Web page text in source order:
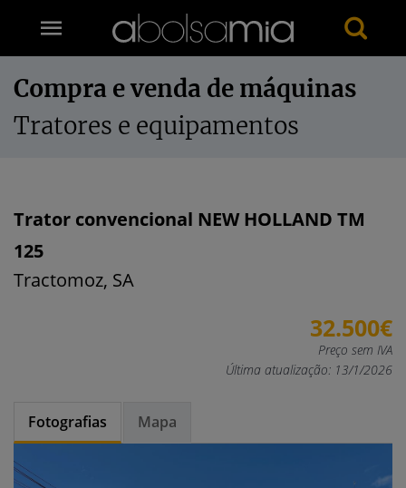
Compra e venda de máquinas
Tratores e equipamentos
Trator convencional NEW HOLLAND TM
125
Tractomoz, SA
32.500€
Preço sem IVA
Última atualização: 13/1/2026
Fotografias Mapa